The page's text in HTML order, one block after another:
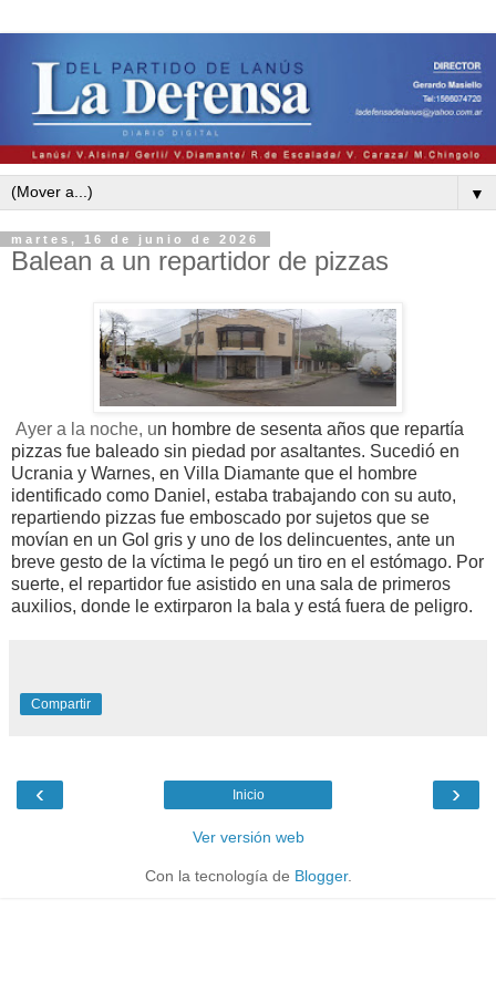
▼
martes, 16 de junio de 2026
Balean a un repartidor de pizzas
Ayer a la noche, un hombre de sesenta años que repartía
pizzas fue baleado sin piedad por asaltantes. Sucedió en
Ucrania y Warnes, en Villa Diamante que el hombre
identificado como Daniel, estaba trabajando con su auto,
repartiendo pizzas fue emboscado por sujetos que se
movían en un Gol gris y uno de los delincuentes, ante un
breve gesto de la víctima le pegó un tiro en el estómago. Por
suerte, el repartidor fue asistido en una sala de primeros
auxilios, donde le extirparon la bala y está fuera de peligro.
Compartir
‹ ›
Inicio
Ver versión web
Con la tecnología de Blogger.